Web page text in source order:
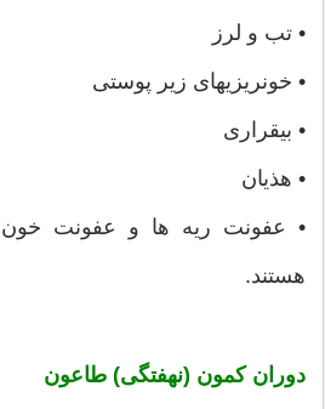
• تب و لرز
• خونریزیهای زیر پوستی
• بیقراری
• هذیان
• عفونت ریه ها و عفونت خون
هستند.
دوران کمون (نهفتگی) طاعون